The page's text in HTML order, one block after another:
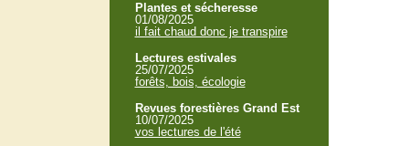
Plantes et sécheresse
01/08/2025
il fait chaud donc je transpire
Lectures estivales
25/07/2025
forêts, bois, écologie
Revues forestières Grand Est
10/07/2025
vos lectures de l'été